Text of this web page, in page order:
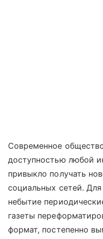
Современное
доступностью любой
привыкло получать
социальных сетей.
небытие
газеты
формат, постепенно